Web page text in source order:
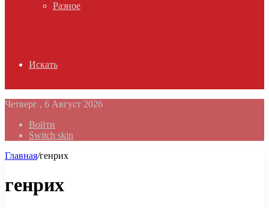
Разное
Искать
Четверг , 6 Август 2026
Войти
Switch skin
Главная/генрих
генрих